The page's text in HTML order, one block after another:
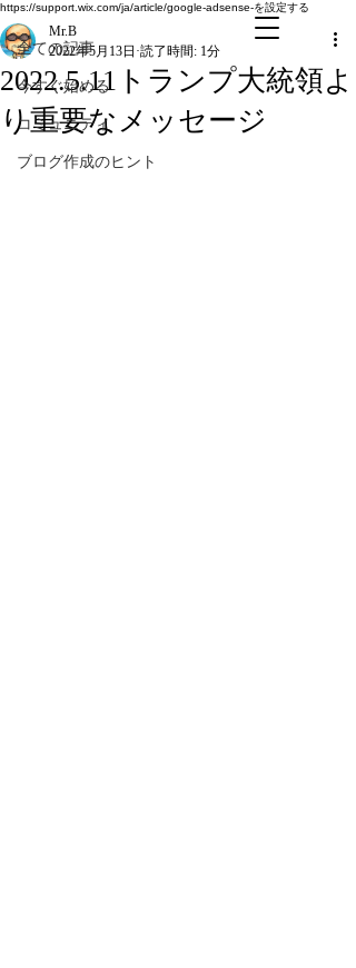
https://support.wix.com/ja/article/google-adsense-を設定する
全ての記事
今すぐ始める
コミュニティ
ブログ作成のヒント
2022.5.11トランプ大統領よ
り重要なメッセージ
Mr.B
2022年5月13日 読了時間: 1分